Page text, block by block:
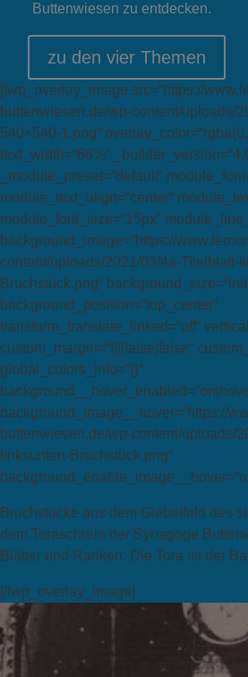
Buttenwiesen zu entdecken.
zu den vier Themen
[lwp_overlay_image src=“https://
buttenwiesen.de/wp-content/uploads/
540×540-1.png“
text_width=“66%“
_module_preset=“default“
module_text_align=“center“
module_font_size=“15px“
background_image=“https://
content/uploads/2021/03/4a-Titelblatt-
Bruchstück.png“
background_position=“top_center“
transform_translate_linked=“off“
custom_margin=“||||false|false“
global_colors_info=“{}“
background_image__hover=“https://
buttenwiesen.de/wp-content/uploads/
linksunten-Bruchstück.png“
Bruchstücke aus dem Giebelfeld des
dem Toraschrein der Synagoge
Blätter und Ranken: Die Tora ist der
[/lwp_overlay_image]